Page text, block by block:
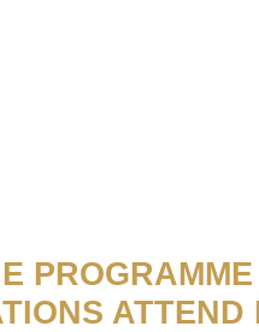
PROGRAMME
ATTEND